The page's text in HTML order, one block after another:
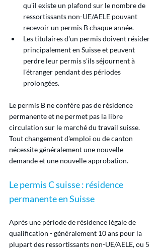
qu'il existe un plafond sur le nombre de
ressortissants non-UE/AELE pouvant
recevoir un permis B chaque année.
Les titulaires d'un permis doivent résider
principalement en Suisse et peuvent
perdre leur permis s'ils séjournent à
l'étranger pendant des périodes
prolongées.
Le permis B ne confère pas de résidence
permanente et ne permet pas la libre
circulation sur le marché du travail suisse.
Tout changement d'emploi ou de canton
nécessite généralement une nouvelle
demande et une nouvelle approbation.
Le permis C suisse : résidence
permanente en Suisse
Après une période de résidence légale de
qualification - généralement 10 ans pour la
plupart des ressortissants non-UE/AELE, ou 5